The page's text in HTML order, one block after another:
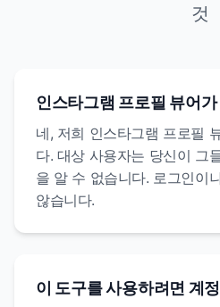
것
인스타그램 프로필 뷰어
네, 저희 인스타그램 프로필
다. 대상 사용자는 당신이 그
을 알 수 없습니다. 로그인이
않습니다.
이 도구를 사용하려면 계